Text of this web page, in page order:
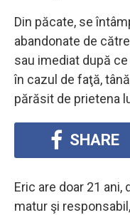
Din păcate, se
abandonate de
sau imediat după
în cazul de faţă,
părăsit de prietena
SHARE
Eric are doar 21
matur şi